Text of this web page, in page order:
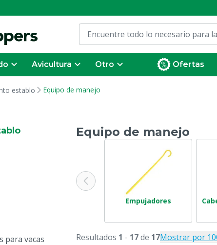
Avicultura Otro Ofertas
establo Equipo de manejo
para vacas
Equipo de manejo
Empujadores
Resultados 1 - 17de 17Mostrar por